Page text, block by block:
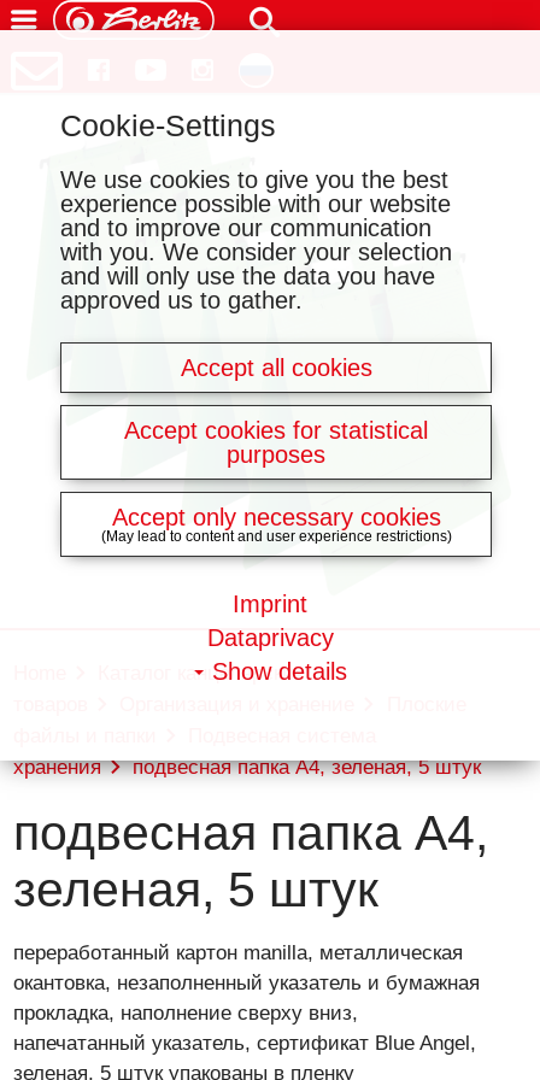
Каталог канцелярских
хранения
подвесная папка А4, зеленая, 5 штук
подвесная папка А4,
зеленая, 5 штук
переработанный картон manilla, металлическая
окантовка, незаполненный указатель и бумажная
прокладка, наполнение сверху вниз,
напечатанный указатель, сертификат Blue Angel,
зеленая, 5 штук упакованы в пленку
Cookie-Settings
We use cookies to give you the best
experience possible with our website
and to improve our communication
with you. We consider your selection
and will only use the data you have
approved us to gather.
Accept all cookies
Accept cookies for statistical
purposes
Accept only necessary cookies
(May lead to content and user experience restrictions)
Show details
Dataprivacy
Imprint